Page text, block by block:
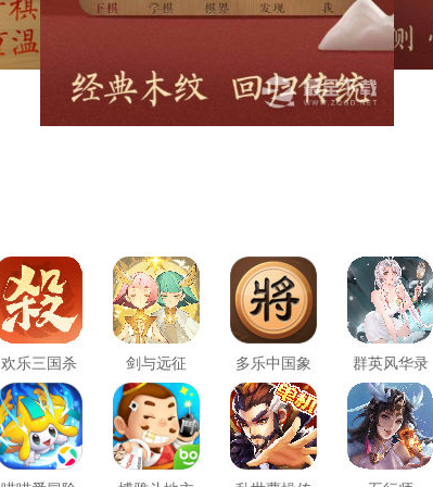
欢乐三国杀 剑与远征
多乐中国象
棋
群英风华录